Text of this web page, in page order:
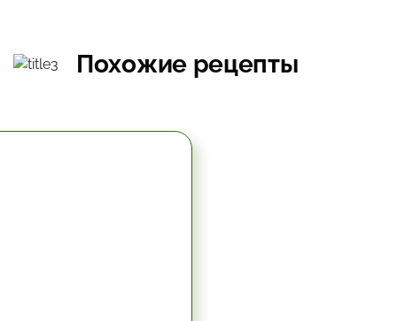
Похожие рецепты